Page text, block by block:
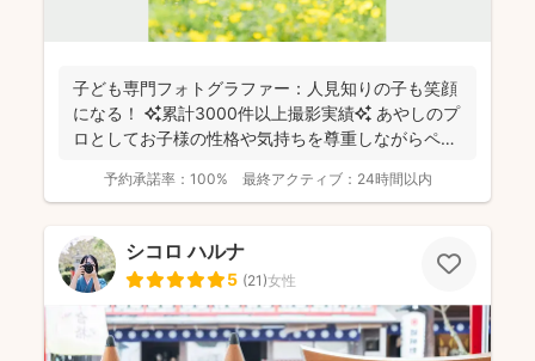
子ども専門フォトグラファー：人見知りの子も笑顔
になる！ ✨累計3000件以上撮影実績✨ あやしのプ
ロとしてお子様の性格や気持ちを尊重しながらペー
予約承諾率： 100% 最終アクティブ： 24時間以内
シコロ ハルナ
5 (21)女性